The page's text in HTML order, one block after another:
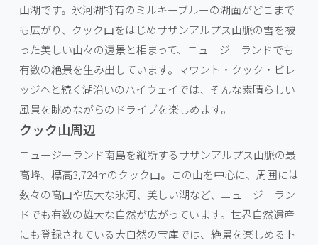
山湖です。氷河湖特有のミルキーブルーの湖面がどこまで
も広がり、クック山をはじめサザンアルプス山脈の雪を被
った美しい山々の遠景と相まって、ニュージーランドでも
有数の絶景を生み出しています。マウント・クック・ビレ
ッジへと続く湖沿いのハイウェイでは、そんな素晴らしい
風景を眺めながらのドライブを楽しめます。
クック山周辺
ニュージーランド南島を縦断するサザンアルプス山脈の最
高峰、標高3,724mのクック山。この山を中心に、周囲には
数々の高山や広大な氷河、美しい湖など、ニュージーラン
ドでも有数の雄大な自然が広がっています。世界自然遺産
にも登録されている大自然の宝庫では、絶景を楽しめるト